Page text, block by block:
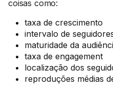
coisas como:
taxa de crescimento
intervalo de
maturidade da
taxa de engagement
localização dos
reproduções médias